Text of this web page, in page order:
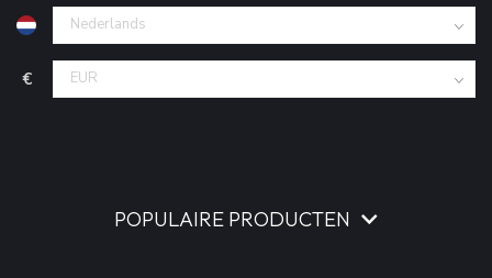
€
POPULAIRE PRODUCTEN